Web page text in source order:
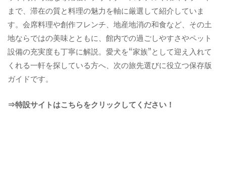
まで、滞在の質と料理の魅力を軸に厳選して紹介していま
す。会席料理や創作フレンチ、地産地消の和食など、その土
地ならではの美味とともに、館内での過ごしやすさやペット
設備の充実度も丁寧に解説。愛犬を“家族”として迎え入れて
くれる一軒を探している方へ、次の旅先選びに役立つ保存版
ガイドです。
⇒特設サイトはこちらをクリックしてください！